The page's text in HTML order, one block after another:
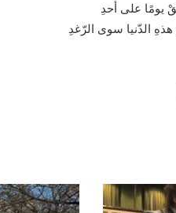
يومًا على أحدِ
الدّنيا سوى الرّغدِ